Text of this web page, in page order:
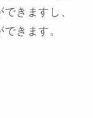
きますし、
きます。